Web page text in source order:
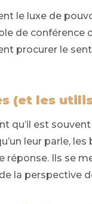
le luxe de
de conférence
procurer le
(et les
qu’il est
leur parle,
réponse. Ils se
la perspective